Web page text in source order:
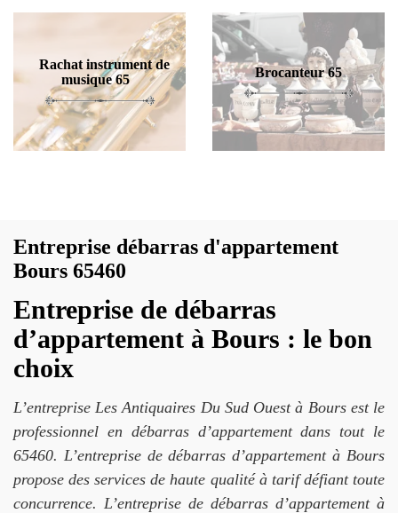
Rachat instrument de
musique 65
Brocanteur 65
Entreprise débarras d'appartement
Bours 65460
Entreprise de débarras
d’appartement à Bours : le bon
choix
L’entreprise Les Antiquaires Du Sud Ouest à Bours est le
professionnel en débarras d’appartement dans tout le
65460. L’entreprise de débarras d’appartement à Bours
propose des services de haute qualité à tarif défiant toute
concurrence. L’entreprise de débarras d’appartement à